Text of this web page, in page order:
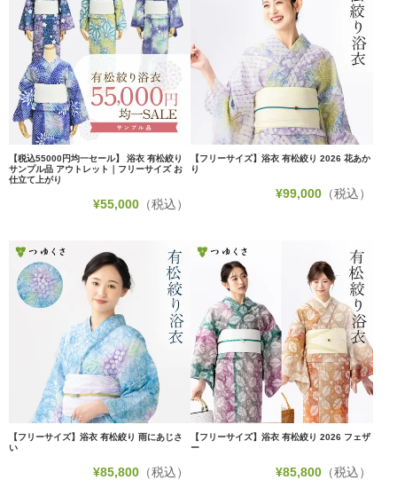
【税込55000円均一セール】 浴衣 有松絞り
サンプル品 アウトレット｜フリーサイズ お
仕立て上がり
¥55,000 （税込）
【フリーサイズ】浴衣 有松絞り 2026 花あか
り
¥99,000（税込）
【フリーサイズ】浴衣 有松絞り 雨にあじさ
い
¥85,800 （税込）
【フリーサイズ】浴衣 有松絞り 2026 フェザ
ー
¥85,800（税込）